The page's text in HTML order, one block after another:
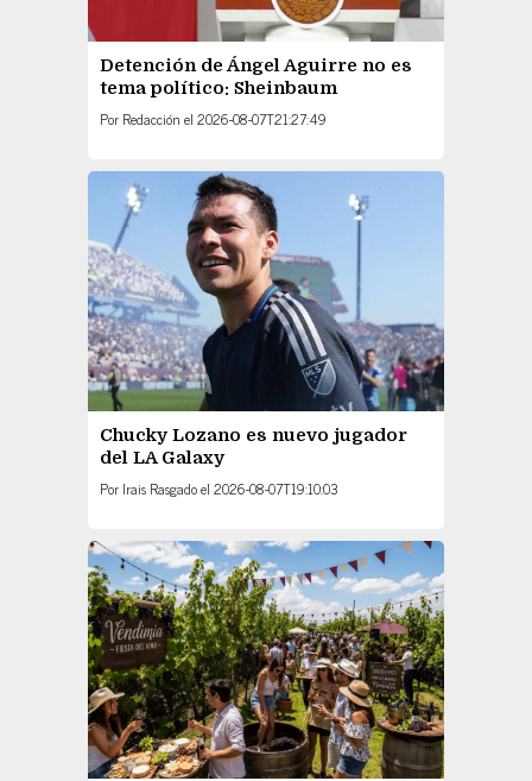
Detención de Ángel Aguirre no es
tema político: Sheinbaum
Por Redacción el 2026-08-07T21:27:49
Chucky Lozano es nuevo jugador
del LA Galaxy
Por Irais Rasgadoel 2026-08-07T19:10:03